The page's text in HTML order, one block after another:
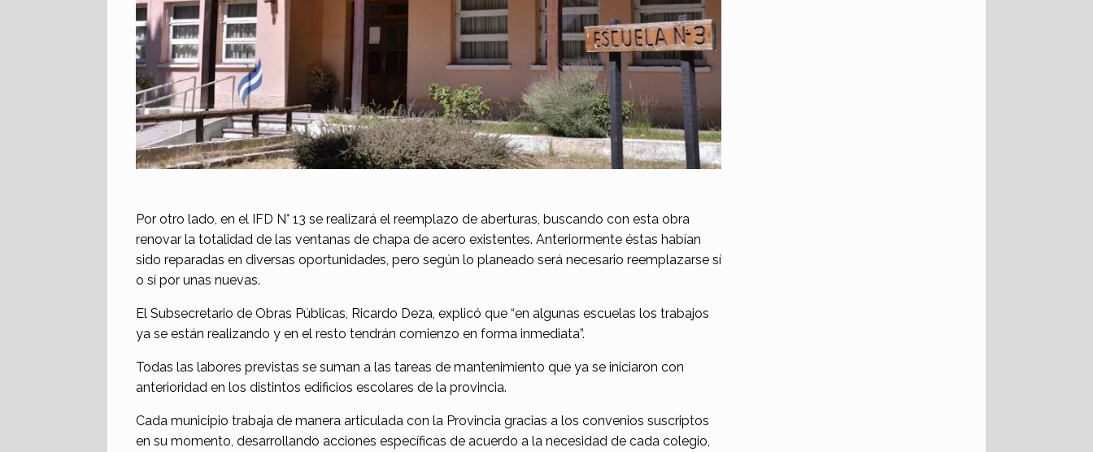
Por otro lado, en el IFD N° 13 se realizará el reemplazo de aberturas, buscando con esta obra
renovar la totalidad de las ventanas de chapa de acero existentes. Anteriormente éstas habían
sido reparadas en diversas oportunidades, pero según lo planeado será necesario reemplazarse sí
o sí por unas nuevas.
El Subsecretario de Obras Públicas, Ricardo Deza, explicó que “en algunas escuelas los trabajos
ya se están realizando y en el resto tendrán comienzo en forma inmediata”.
Todas las labores previstas se suman a las tareas de mantenimiento que ya se iniciaron con
anterioridad en los distintos edificios escolares de la provincia.
Cada municipio trabaja de manera articulada con la Provincia gracias a los convenios suscriptos
en su momento, desarrollando acciones específicas de acuerdo a la necesidad de cada colegio,